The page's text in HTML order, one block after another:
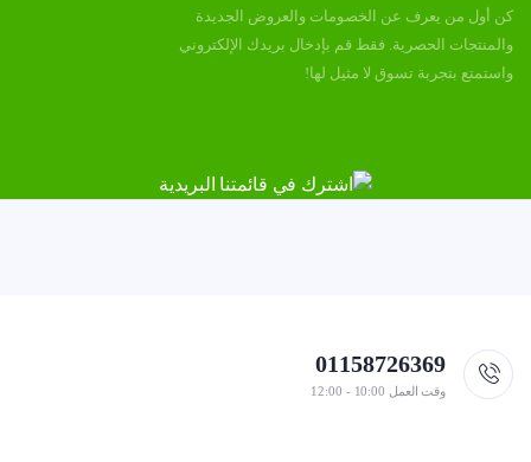
كن أول من يعرف عن الخصومات والعروض الجديدة
والمنتجات الحصرية. فقط قم بإدخال بريدك الإلكتروني
واستمتع بتجربة تسوق لا مثيل لها!
01158726369
وقت العمل 10:00 - 12:00